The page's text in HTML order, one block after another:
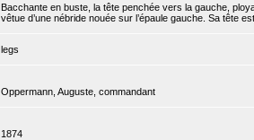
Bacchante en buste, la tête penchée vers la gauche,
vêtue d’une nébride nouée sur l’épaule gauche. Sa tête
legs
Oppermann, Auguste, commandant
1874